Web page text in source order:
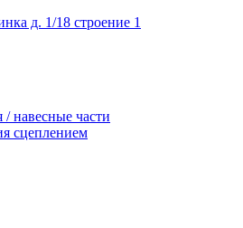
д. 1/18 строение 1
навесные части
сцеплением